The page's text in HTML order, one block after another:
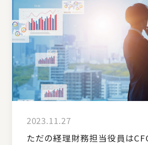
2023.11.27
ただの経理財務担当役員は